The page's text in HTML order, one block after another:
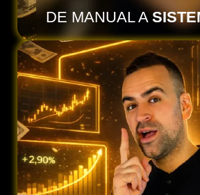
DE MANUAL A